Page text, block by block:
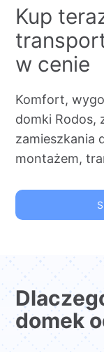
Kup
w cenie
Komfort,
domki Rodos,
zamieszkania
montażem,
domek